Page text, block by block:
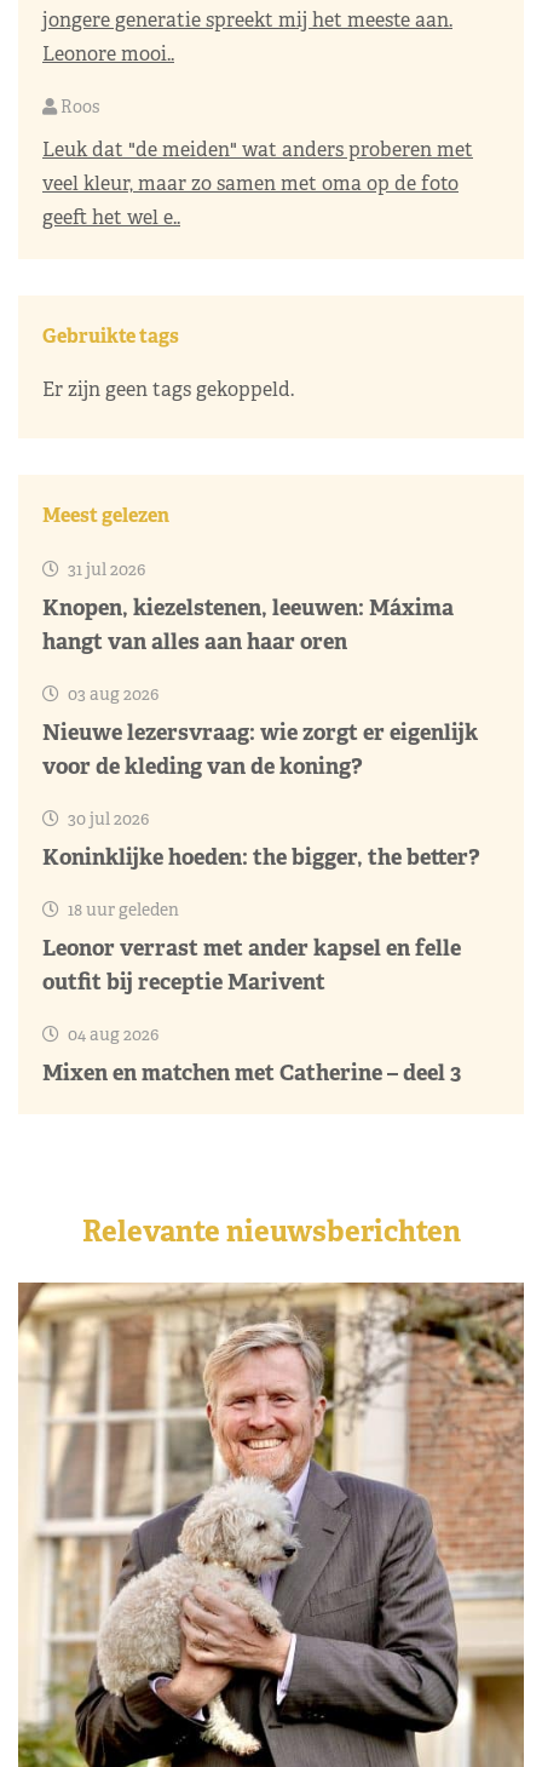
jongere generatie spreekt mij het meeste aan.
Leonore mooi..
Roos
Leuk dat "de meiden" wat anders proberen met
veel kleur, maar zo samen met oma op de foto
geeft het wel e..
Gebruikte tags
Er zijn geen tags gekoppeld.
Meest gelezen
31 jul 2026
Knopen, kiezelstenen, leeuwen: Máxima
hangt van alles aan haar oren
03 aug 2026
Nieuwe lezersvraag: wie zorgt er eigenlijk
voor de kleding van de koning?
30 jul 2026
Koninklijke hoeden: the bigger, the better?
18 uur geleden
Leonor verrast met ander kapsel en felle
outfit bij receptie Marivent
04 aug 2026
Mixen en matchen met Catherine – deel 3
Relevante nieuwsberichten